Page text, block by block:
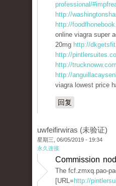
professional/
http://
http://
online viagra super
20mg http://
http://
http://
http://
viagra lowest price
回复
uwfeifirwiras (未验证)
星期三, 06/05/2019 - 19:34
永久连接
Commission
The fcf.zmxq.pao-
[URL= http://